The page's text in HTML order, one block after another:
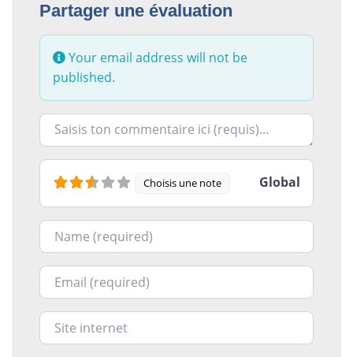
Partager une évaluation
Your email address will not be
published.
Racontez-nous ce que vous avez le plus et le
Choisis une note Global
Nom
Courriel
Site internet